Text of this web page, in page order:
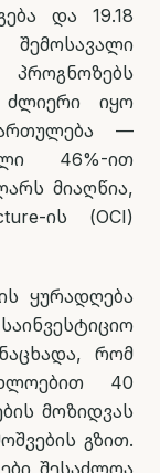
და 19.18
ძლიერი იყო
—
46%-ით
მიაღწია,
ის (OCI)
ყურადღება
რომ
40
მოზიდვას
გზით.